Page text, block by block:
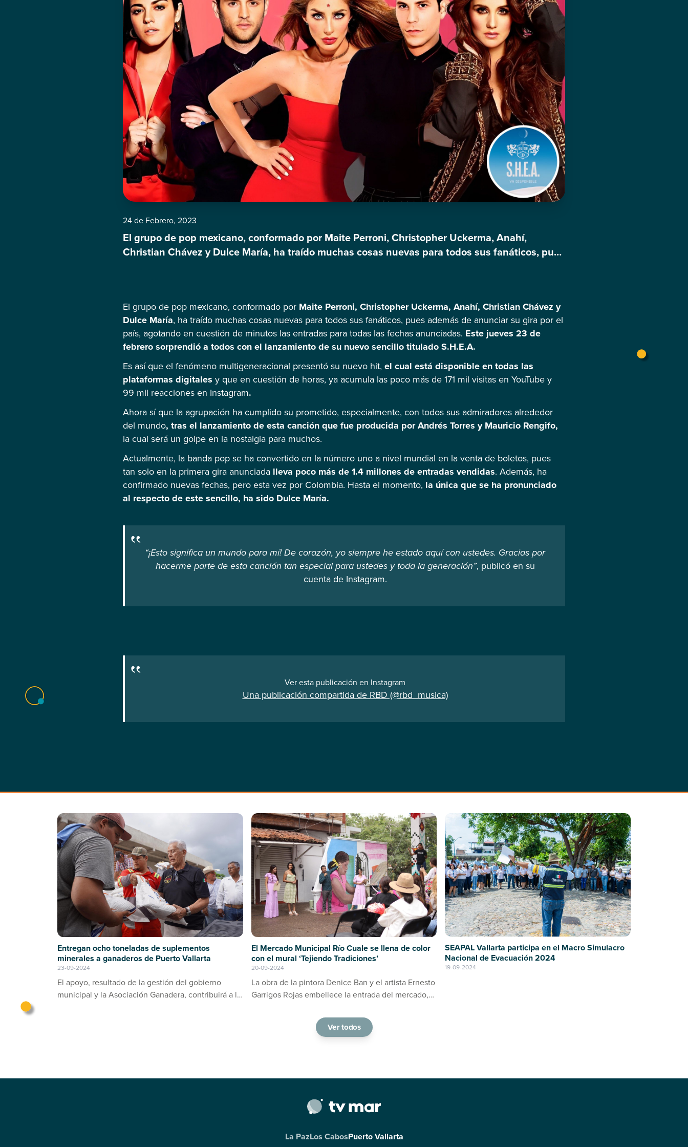
24 de Febrero, 2023
El grupo de pop mexicano, conformado por Maite Perroni, Christopher Uckerma, Anahí,
Christian Chávez y Dulce María, ha traído muchas cosas nuevas para todos sus fanáticos, pues
El grupo de pop mexicano, conformado por Maite Perroni, Christopher Uckerma, Anahí, Christian Chávez y
Dulce María, ha traído muchas cosas nuevas para todos sus fanáticos, pues además de anunciar su gira por el
país, agotando en cuestión de minutos las entradas para todas las fechas anunciadas. Este jueves 23 de
febrero sorprendió a todos con el lanzamiento de su nuevo sencillo titulado S.H.E.A.
Es así que el fenómeno multigeneracional presentó su nuevo hit, el cual está disponible en todas las
plataformas digitales y que en cuestión de horas, ya acumula las poco más de 171 mil visitas en YouTube y
99 mil reacciones en Instagram.
Ahora sí que la agrupación ha cumplido su prometido, especialmente, con todos sus admiradores alrededor
del mundo, tras el lanzamiento de esta canción que fue producida por Andrés Torres y Mauricio Rengifo,
la cual será un golpe en la nostalgia para muchos.
Actualmente, la banda pop se ha convertido en la número uno a nivel mundial en la venta de boletos, pues
tan solo en la primera gira anunciada lleva poco más de 1.4 millones de entradas vendidas. Además, ha
confirmado nuevas fechas, pero esta vez por Colombia. Hasta el momento, la única que se ha pronunciado
al respecto de este sencillo, ha sido Dulce María.
“¡Esto significa un mundo para mí! De corazón, yo siempre he estado aquí con ustedes. Gracias por
hacerme parte de esta canción tan especial para ustedes y toda la generación”, publicó en su
cuenta de Instagram.
Ver esta publicación en Instagram
Una publicación compartida de RBD (@rbd_musica)
Entregan ocho toneladas de suplementos
minerales a ganaderos de Puerto Vallarta
23-09-2024
El apoyo, resultado de la gestión del gobierno
municipal y la Asociación Ganadera, contribuirá a la
El Mercado Municipal Río Cuale se llena de color
con el mural ‘Tejiendo Tradiciones’
20-09-2024
La obra de la pintora Denice Ban y el artista Ernesto
Garrigos Rojas embellece la entrada del mercado,
SEAPAL Vallarta participa en el Macro Simulacro
Nacional de Evacuación 2024
19-09-2024
Ver todos
La PazLos CabosPuerto Vallarta